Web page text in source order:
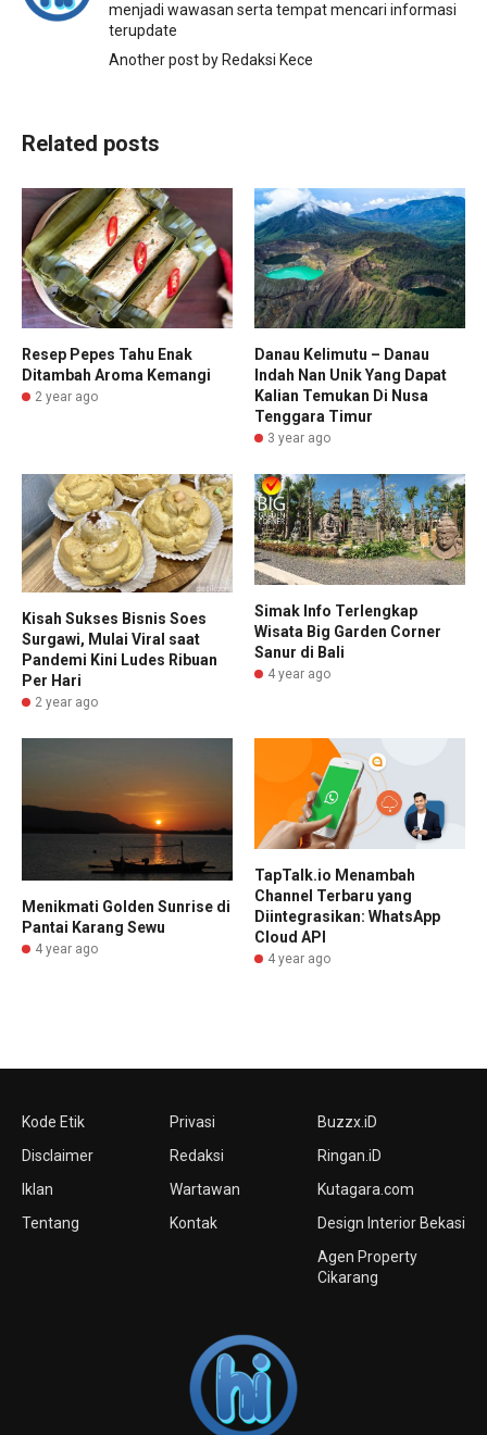
menjadi wawasan serta tempat mencari informasi
terupdate
Another post by Redaksi Kece
Related posts
Resep Pepes Tahu Enak
Ditambah Aroma Kemangi
2 year ago
Danau Kelimutu – Danau
Indah Nan Unik Yang Dapat
Kalian Temukan Di Nusa
Tenggara Timur
3 year ago
Kisah Sukses Bisnis Soes
Surgawi, Mulai Viral saat
Pandemi Kini Ludes Ribuan
Per Hari
2 year ago
Simak Info Terlengkap
Wisata Big Garden Corner
Sanur di Bali
4 year ago
Menikmati Golden Sunrise di
Pantai Karang Sewu
4 year ago
TapTalk.io Menambah
Channel Terbaru yang
Diintegrasikan: WhatsApp
Cloud API
4 year ago
Kode Etik
Disclaimer
Iklan
Tentang
Privasi
Redaksi
Wartawan
Kontak
Buzzx.iD
Ringan.iD
Kutagara.com
Design Interior Bekasi
Agen Property
Cikarang